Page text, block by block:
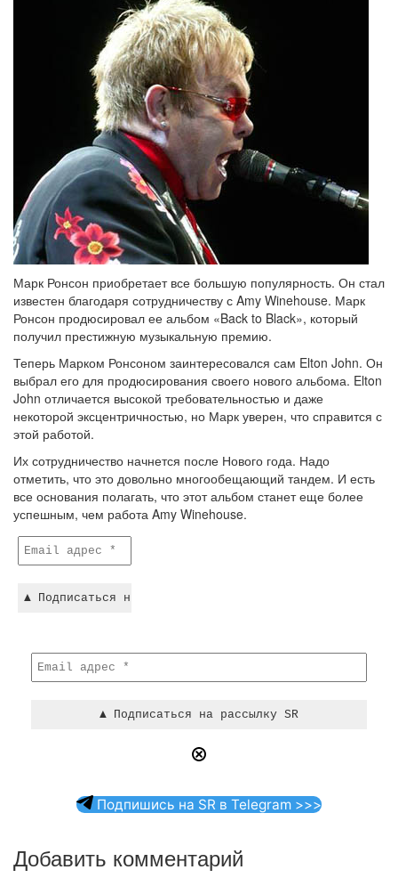
Марк Ронсон приобретает все большую популярность. Он стал
известен благодаря сотрудничеству с Amy Winehouse. Марк
Ронсон продюсировал ее альбом «Back to Black», который
получил престижную музыкальную премию.
Теперь Марком Ронсоном заинтересовался сам Elton John. Он
выбрал его для продюсирования своего нового альбома. Elton
John отличается высокой требовательностью и даже
некоторой эксцентричностью, но Марк уверен, что справится с
этой работой.
Их сотрудничество начнется после Нового года. Надо
отметить, что это довольно многообещающий тандем. И есть
все основания полагать, что этот альбом станет еще более
успешным, чем работа Amy Winehouse.
Подпишись на SR в Telegram >>>
Добавить комментарий